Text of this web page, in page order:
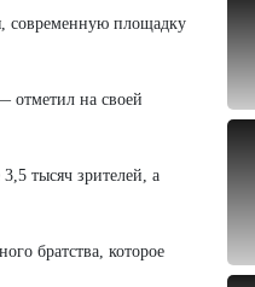
современную площадку
отметил на своей
тысяч зрителей, а
братства, которое